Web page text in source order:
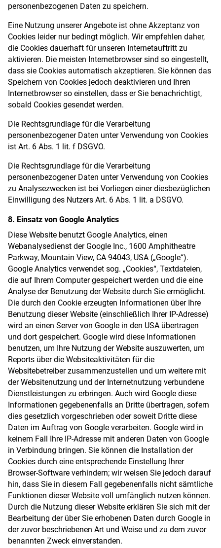
personenbezogenen Daten zu speichern.
Eine Nutzung unserer Angebote ist ohne Akzeptanz von
Cookies leider nur bedingt möglich. Wir empfehlen daher,
die Cookies dauerhaft für unseren Internetauftritt zu
aktivieren. Die meisten Internetbrowser sind so eingestellt,
dass sie Cookies automatisch akzeptieren. Sie können das
Speichern von Cookies jedoch deaktivieren und Ihren
Internetbrowser so einstellen, dass er Sie benachrichtigt,
sobald Cookies gesendet werden.
Die Rechtsgrundlage für die Verarbeitung
personenbezogener Daten unter Verwendung von Cookies
ist Art. 6 Abs. 1 lit. f DSGVO.
Die Rechtsgrundlage für die Verarbeitung
personenbezogener Daten unter Verwendung von Cookies
zu Analysezwecken ist bei Vorliegen einer diesbezüglichen
Einwilligung des Nutzers Art. 6 Abs. 1 lit. a DSGVO.
8. Einsatz von Google Analytics
Diese Website benutzt Google Analytics, einen
Webanalysedienst der Google Inc., 1600 Amphitheatre
Parkway, Mountain View, CA 94043, USA („Google“).
Google Analytics verwendet sog. „Cookies“, Textdateien,
die auf Ihrem Computer gespeichert werden und die eine
Analyse der Benutzung der Website durch Sie ermöglicht.
Die durch den Cookie erzeugten Informationen über Ihre
Benutzung dieser Website (einschließlich Ihrer IP-Adresse)
wird an einen Server von Google in den USA übertragen
und dort gespeichert. Google wird diese Informationen
benutzen, um Ihre Nutzung der Website auszuwerten, um
Reports über die Websiteaktivitäten für die
Websitebetreiber zusammenzustellen und um weitere mit
der Websitenutzung und der Internetnutzung verbundene
Dienstleistungen zu erbringen. Auch wird Google diese
Informationen gegebenenfalls an Dritte übertragen, sofern
dies gesetzlich vorgeschrieben oder soweit Dritte diese
Daten im Auftrag von Google verarbeiten. Google wird in
keinem Fall Ihre IP-Adresse mit anderen Daten von Google
in Verbindung bringen. Sie können die Installation der
Cookies durch eine entsprechende Einstellung Ihrer
Browser-Software verhindern; wir weisen Sie jedoch darauf
hin, dass Sie in diesem Fall gegebenenfalls nicht sämtliche
Funktionen dieser Website voll umfänglich nutzen können.
Durch die Nutzung dieser Website erklären Sie sich mit der
Bearbeitung der über Sie erhobenen Daten durch Google in
der zuvor beschriebenen Art und Weise und zu dem zuvor
benannten Zweck einverstanden.